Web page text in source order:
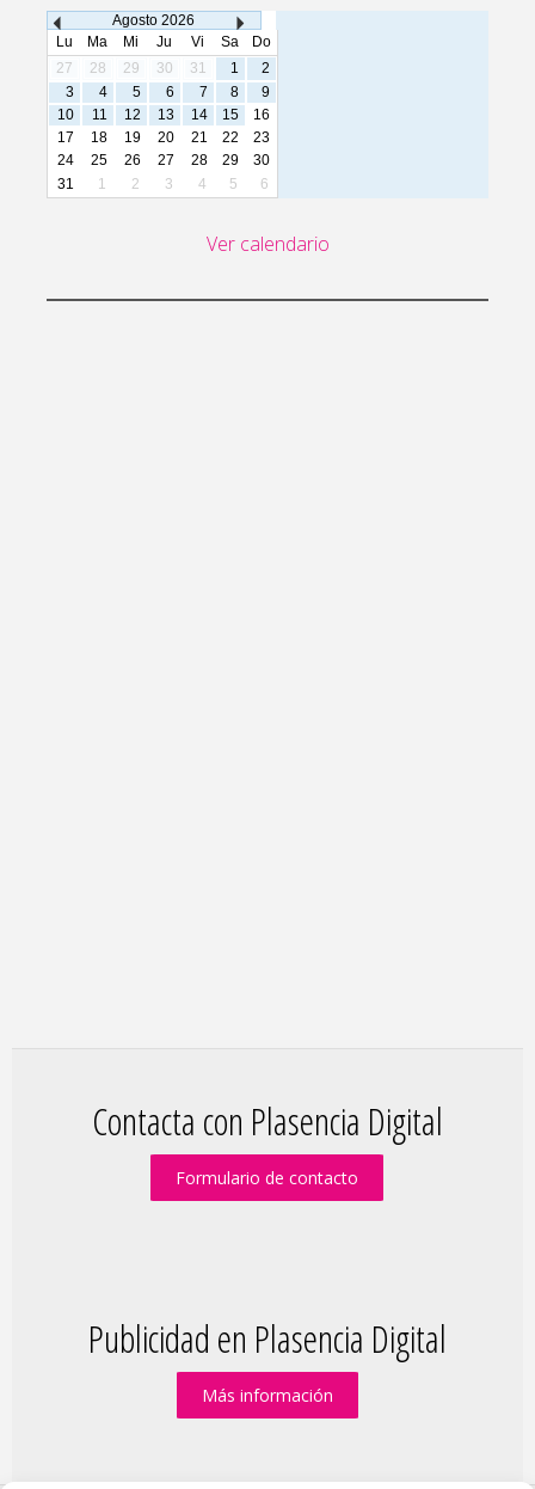
Agosto 2026
Lu
Ma Mi Ju Vi Sa
Do
27
28 29 30 31 1
2
3
4 5 6 7 8
9
10
11 12 13 14 15
16
17
18 19 20 21 22
23
24
25 26 27 28 29
30
31
1 2 3 4 5 6
Ver calendario
Contacta con Plasencia Digital
Formulario de contacto
Publicidad en Plasencia Digital
Más información